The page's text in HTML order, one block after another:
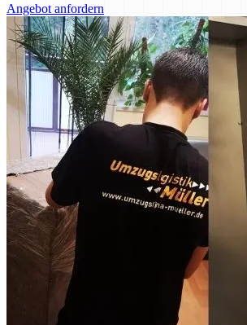
Angebot anfordern